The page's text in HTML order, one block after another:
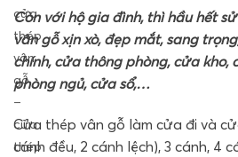
cửa
thép
vân
gỗ
–
cửa
thép
Còn với hộ gia đình, thì hầu hết
vân gỗ xịn xò, đẹp mắt, sang
chính, cửa thông phòng, cửa kho,
phòng ngủ, cửa sổ,…
Cửa thép vân gỗ làm cửa đi và
cánh đều, 2 cánh lệch), 3 cánh, 4